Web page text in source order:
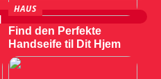
HAUS
Find den Perfekte
Handseife til Dit Hjem